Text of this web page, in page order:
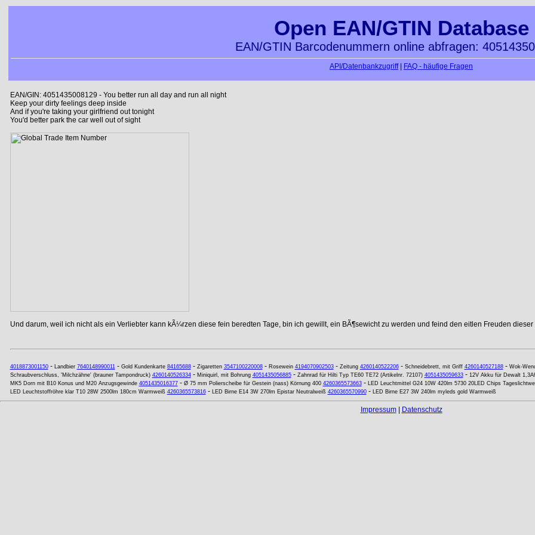
Open EAN/GTIN Database
EAN/GTIN Barcodenummern online abfragen:
API/Datenbankzugriff| FAQ - häufige Fragen
EAN/GIN: 4051435008129 - You better run all day and run all night
Keep your dirty feelings deep inside
And if you're taking your girlfriend out tonight
You'd better park the car well out of sight
Und darum, weil ich nicht als ein Verliebter kann kÃ¼rzen diese fein beredten Tage, bin ich gewillt, ein BÃ¶sewicht zu werden und feind den eitlen Freuden dieser
4018873001150- Landbier 7640148990011- Gold Kundenkarte 84165688- Zigaretten 3547100220008- Rosewein 4194070902503- Zeitung 4260140522206- Schneidebrett, mit Griff 4260140527188- Wok-
Schraubverschluss, 'Milchzähne' (brauner Tampondruck) 4260140526334- Miniquirl, mit Bohrung 4051435056885- Zahnrad für Hilti Typ TE60 TE72 (Artikelnr. 72107) 4051435059633- 12V Akku für Dewalt
MK5 Dorn mit B10 Konus und M20 Anzugsgewinde 4051435016377- Ø 75 mm Polierscheibe für Gestein (nass) Körnung 400 4260365573663- LED Leuchtmittel G24 10W 420lm 5730 20LED Chips
LED Leuchtstoffröhre klar T10 28W 2500lm 180cm Warmweiß 4260365573816- LED Birne E14 3W 270lm Epistar Neutralweiß 4260365570990- LED Birne E27 3W 240lm myleds gold Warmweiß
Impressum| Datenschutz